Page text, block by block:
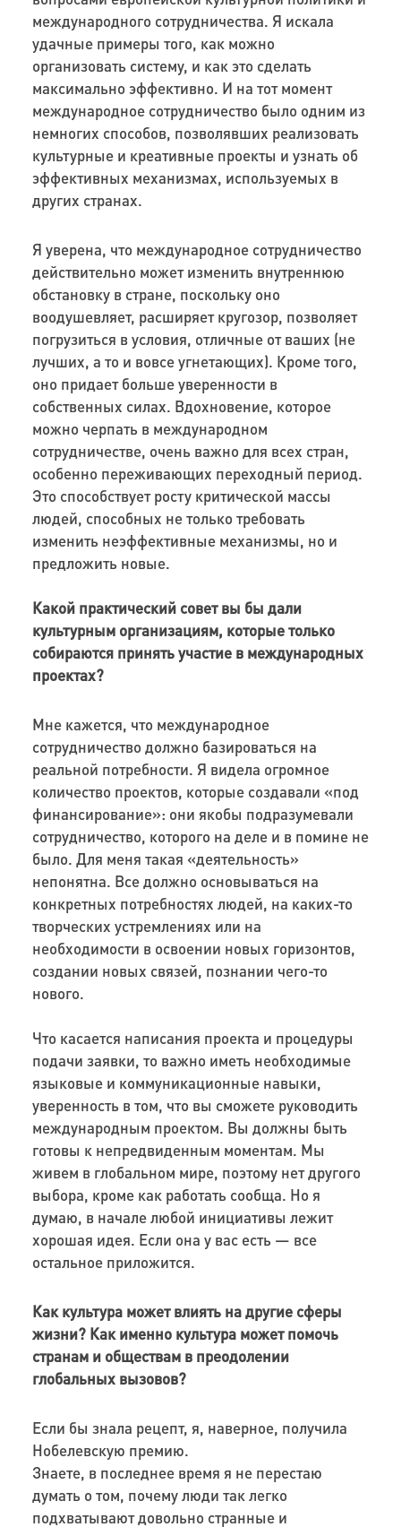
международного сотрудничества. Я искала
удачные примеры того, как можно
организовать систему, и как это сделать
максимально эффективно. И на тот момент
международное сотрудничество было одним из
немногих способов, позволявших реализовать
культурные и креативные проекты и узнать об
эффективных механизмах, используемых в
других странах.
Я уверена, что международное сотрудничество
действительно может изменить внутреннюю
обстановку в стране, поскольку оно
воодушевляет, расширяет кругозор, позволяет
погрузиться в условия, отличные от ваших (не
лучших, а то и вовсе угнетающих). Кроме того,
оно придает больше уверенности в
собственных силах. Вдохновение, которое
можно черпать в международном
сотрудничестве, очень важно для всех стран,
особенно переживающих переходный период.
Это способствует росту критической массы
людей, способных не только требовать
изменить неэффективные механизмы, но и
предложить новые.
Какой практический совет вы бы дали
культурным организациям, которые только
собираются принять участие в международных
проектах?
Мне кажется, что международное
сотрудничество должно базироваться на
реальной потребности. Я видела огромное
количество проектов, которые создавали «под
финансирование»: они якобы подразумевали
сотрудничество, которого на деле и в помине не
было. Для меня такая «деятельность»
непонятна. Все должно основываться на
конкретных потребностях людей, на каких-то
творческих устремлениях или на
необходимости в освоении новых горизонтов,
создании новых связей, познании чего-то
нового.
Что касается написания проекта и процедуры
подачи заявки, то важно иметь необходимые
языковые и коммуникационные навыки,
уверенность в том, что вы сможете руководить
международным проектом. Вы должны быть
готовы к непредвиденным моментам. Мы
живем в глобальном мире, поэтому нет другого
выбора, кроме как работать сообща. Но я
думаю, в начале любой инициативы лежит
хорошая идея. Если она у вас есть — все
остальное приложится.
Как культура может влиять на другие сферы
жизни? Как именно культура может помочь
странам и обществам в преодолении
глобальных вызовов?
Если бы знала рецепт, я, наверное, получила
Нобелевскую премию.
Знаете, в последнее время я не перестаю
думать о том, почему люди так легко
подхватывают довольно странные и